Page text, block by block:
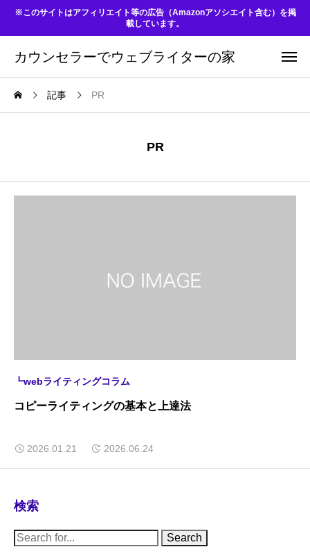
※このサイトはアフィリエイト等の広告（Amazonアソシエイト含む）を掲
載しています。
カウンセラーでウェブライターの家
記事 PR
PR
┗webライティングコラム
コピーライティングの基本と上達法
2026.01.21 2026.06.24
検索
S
e